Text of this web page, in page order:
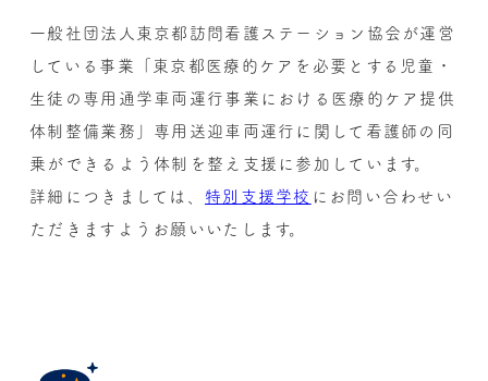
一般社団法人東京都訪問看護ステーション協会が運営
している事業「東京都医療的ケアを必要とする児童・
生徒の専用通学車両運行事業における医療的ケア提供
体制整備業務」専用送迎車両運行に関して看護師の同
乗ができるよう体制を整え支援に参加しています。
詳細につきましては、 特別支援学校 にお問い合わせい
ただきますようお願いいたします。